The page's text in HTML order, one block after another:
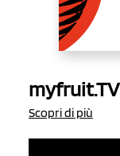
myfruit.TV
Scopri di più